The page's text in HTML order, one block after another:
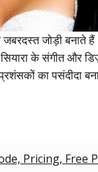
जोड़ी बनाते
के संगीत और
का पसंदीदा
Pricing, Free